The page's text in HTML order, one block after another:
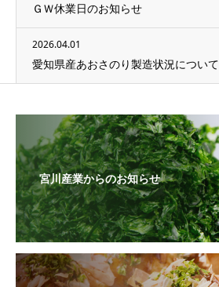
ＧＷ休業日のお知らせ
2026.04.01
愛知県産あおさのり製造状況について
宮川産業からのお知らせ